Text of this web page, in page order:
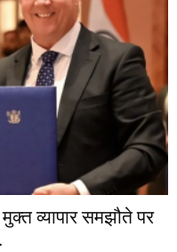
व्यापार समझौते पर